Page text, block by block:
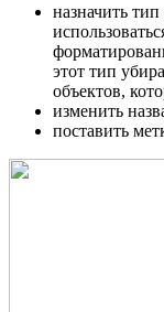
назначить
этот тип
объектов,
изменить
поставить